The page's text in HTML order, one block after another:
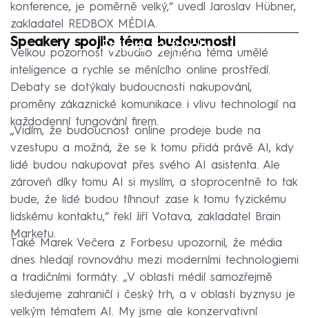
konference, je poměrně velký,“ uvedl Jaroslav Hübner,
zakladatel REDBOX MÉDIA.
Failed to fetch
Speakery spojilo téma budoucnosti
Velkou pozornost vzbudilo zejména téma umělé
inteligence a rychle se měnícího online prostředí.
Debaty se dotýkaly budoucnosti nakupování,
proměny zákaznické komunikace i vlivu technologií na
každodenní fungování firem.
„Vidím, že budoucnost online prodeje bude na
vzestupu a možná, že se k tomu přidá právě AI, kdy
lidé budou nakupovat přes svého AI asistenta. Ale
zároveň díky tomu AI si myslím, a stoprocentně to tak
bude, že lidé budou tíhnout zase k tomu fyzickému
lidskému kontaktu,“ řekl Jiří Votava, zakladatel Brain
Marketu.
Také Marek Večera z Forbesu upozornil, že média
dnes hledají rovnováhu mezi moderními technologiemi
a tradičními formáty. „V oblasti médií samozřejmě
sledujeme zahraničí i český trh, a v oblasti byznysu je
velkým tématem AI. My jsme ale konzervativní